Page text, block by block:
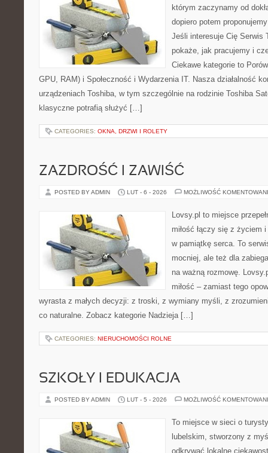
którym zaczynamy od
dopiero potem
Jeśli interesuje Cię Serwis
pokaże, jak pracujemy i
Ciekawe kategorie to
GPU, RAM) i Społeczność i Wydarzenia IT. Nasza działalność
urządzeniach Toshiba, w tym szczególnie na rodzinie Toshiba
klasyczne potrafią służyć […]
CATEGORIES: OKNA, DRZWI I ROLETY
ZAZDROŚĆ I ZAWIŚĆ
POSTED BY ADMIN LUT - 6 - 2026 MOŻLIWOŚĆ
Lovsy.pl to miejsce
miłość łączy się z życiem
w pamiątkę serca. To
mocniej, ale też dla
na ważną rozmowę.
miłość – zamiast tego
wyrasta z małych decyzji: z troski, z wymiany myśli, z
co naturalne. Zobacz kategorie Nadzieja […]
CATEGORIES: NIERUCHOMOŚCI ROLNE
SZKOŁY I EDUKACJA
POSTED BY ADMIN LUT - 5 - 2026 MOŻLIWOŚĆ
To miejsce w sieci o
lubelskim, stworzony z
odkrywać lokalne